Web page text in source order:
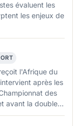
évaluent les
les enjeux de
l'Afrique du
après les
des
avant la double…